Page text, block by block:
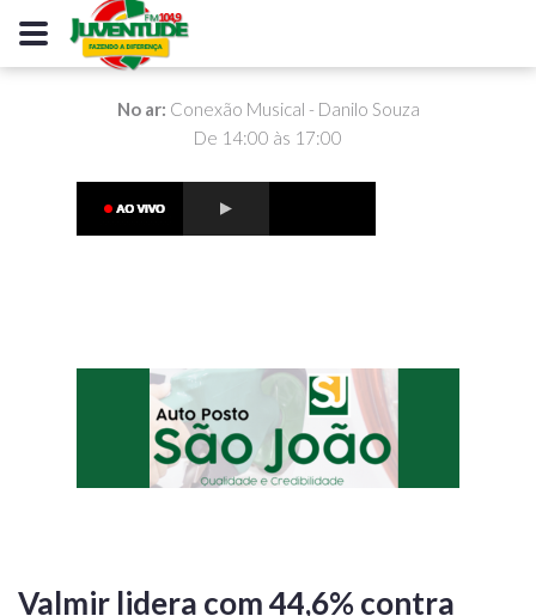
No ar: Conexão Musical - Danilo Souza
De 14:00 às 17:00
Valmir lidera com 44,6% contra